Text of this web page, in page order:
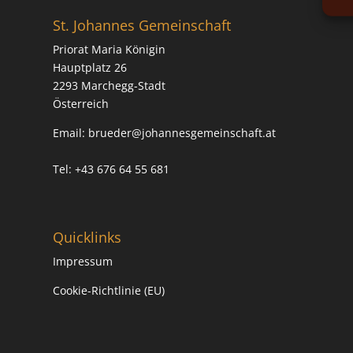
St. Johannes Gemeinschaft
Priorat Maria Königin
Hauptplatz 26
2293 Marchegg-Stadt
Österreich
Email: brueder@johannesgemeinschaft.at
Tel: +43 676 64 55 681
Quicklinks
Impressum
Cookie-Richtlinie (EU)